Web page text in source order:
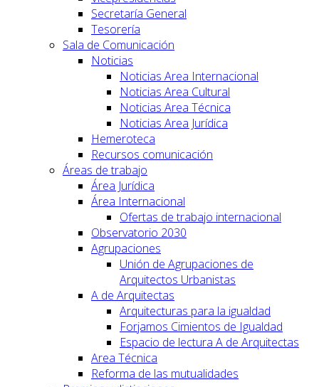
Secretaría General
Tesorería
Sala de Comunicación
Noticias
Noticias Area Internacional
Noticias Area Cultural
Noticias Area Técnica
Noticias Area Jurídica
Hemeroteca
Recursos comunicación
Áreas de trabajo
Área Jurídica
Área Internacional
Ofertas de trabajo internacional
Observatorio 2030
Agrupaciones
Unión de Agrupaciones de
Arquitectos Urbanistas
A de Arquitectas
Arquitecturas para la igualdad
Forjamos Cimientos de Igualdad
Espacio de lectura A de Arquitectas
Area Técnica
Reforma de las mutualidades